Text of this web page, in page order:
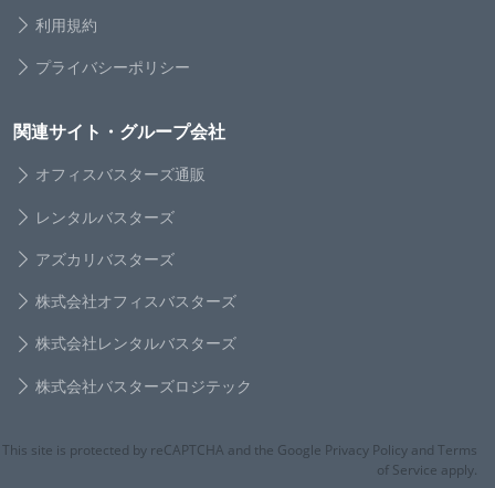
利用規約
プライバシーポリシー
関連サイト・グループ会社
オフィスバスターズ通販
レンタルバスターズ
アズカリバスターズ
株式会社オフィスバスターズ
株式会社レンタルバスターズ
株式会社バスターズロジテック
This site is protected by reCAPTCHA and the Google Privacy Policy and Terms
of Service apply.